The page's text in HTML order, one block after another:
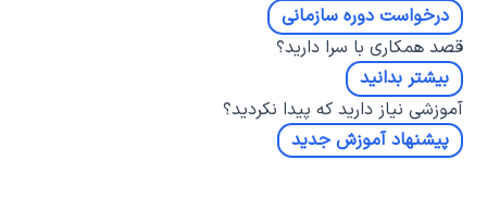
درخواست دوره سازمانی
قصد همکاری با سرا دارید؟
بیشتر بدانید
آموزشی نیاز دارید که پیدا نکردید؟
پیشنهاد آموزش جدید